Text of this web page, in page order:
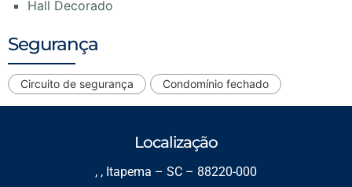
Hall Decorado
Segurança
Circuito de segurança Condomínio fechado
Localização
, , Itapema – SC – 88220-000